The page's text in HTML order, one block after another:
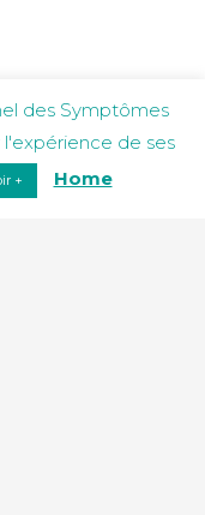
des Symptômes
de ses
+ Home